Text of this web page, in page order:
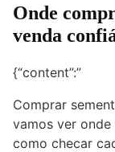
Onde
venda
{“content”:”
Comprar
vamos ver
como checar